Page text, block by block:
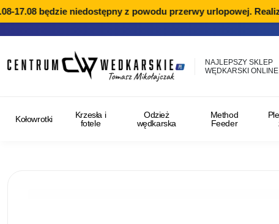
17.08 będzie niedostępny z powodu przerwy urlopowej.
NAJLEPSZY SKLEP
WĘDKARSKI ONLINE
Kołowrotki
Krzesła i
fotele
Odzież
wędkarska
Method
Feeder